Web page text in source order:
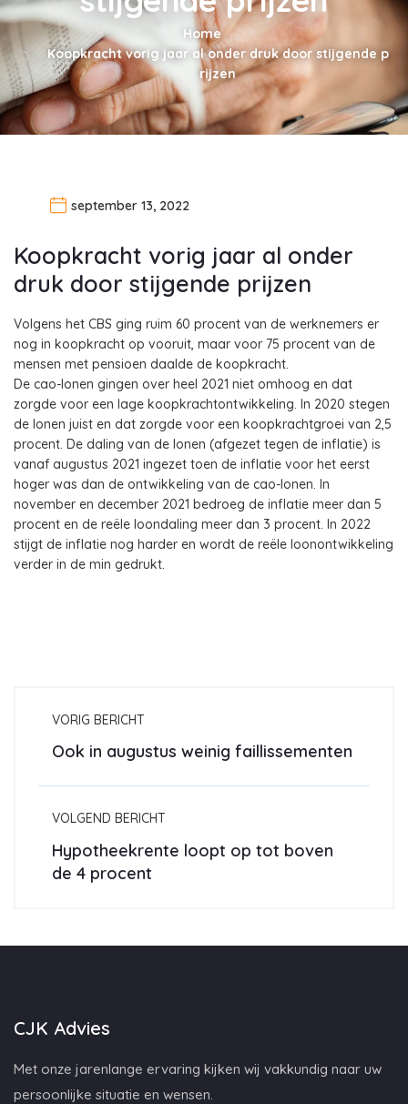
Home
Koopkracht vorig jaar al onder druk door stijgende p
rijzen
september 13, 2022
Koopkracht vorig jaar al onder
druk door stijgende prijzen
Volgens het CBS ging ruim 60 procent van de werknemers er
nog in koopkracht op vooruit, maar voor 75 procent van de
mensen met pensioen daalde de koopkracht.
De cao-lonen gingen over heel 2021 niet omhoog en dat
zorgde voor een lage koopkrachtontwikkeling. In 2020 stegen
de lonen juist en dat zorgde voor een koopkrachtgroei van 2,5
procent. De daling van de lonen (afgezet tegen de inflatie) is
vanaf augustus 2021 ingezet toen de inflatie voor het eerst
hoger was dan de ontwikkeling van de cao-lonen. In
november en december 2021 bedroeg de inflatie meer dan 5
procent en de reële loondaling meer dan 3 procent. In 2022
stijgt de inflatie nog harder en wordt de reële loonontwikkeling
verder in de min gedrukt.
VORIG BERICHT
Ook in augustus weinig faillissementen
VOLGEND BERICHT
Hypotheekrente loopt op tot boven
de 4 procent
CJK Advies
Met onze jarenlange ervaring kijken wij vakkundig naar uw
persoonlijke situatie en wensen.